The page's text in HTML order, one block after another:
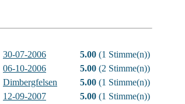
30-07-2006 5.00 (1 Stimme(n))
06-10-2006 5.00 (2 Stimme(n))
Dimbergfelsen 5.00 (1 Stimme(n))
12-09-2007 5.00 (1 Stimme(n))